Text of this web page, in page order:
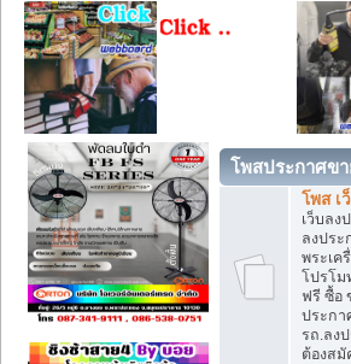
โพสประกาศข
โพส เ
เว็บลง
ลงประ
พระเค
โปรโม
ฟรี ซื้อ
ประกา
รถ.ลง
ต้องสมั